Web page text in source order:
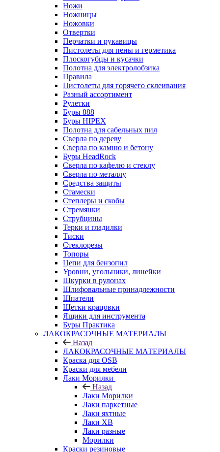
Ножи
Ножницы
Ножовки
Отвертки
Перчатки и рукавицы
Пистолеты для пены и герметика
Плоскогубцы и кусачки
Полотна для электролобзика
Правила
Пистолеты для горячего склеивания
Разный ассортимент
Рулетки
Буры 888
Буры HIPEX
Полотна для сабельных пил
Сверла по дереву
Сверла по камню и бетону
Буры HeadRock
Сверла по кафелю и стеклу
Сверла по металлу
Средства защиты
Стамески
Степлеры и скобы
Стремянки
Струбцины
Терки и гладилки
Тиски
Стеклорезы
Топоры
Цепи для бензопил
Уровни, угольники, линейки
Шкурки в рулонах
Шлифовальные принадлежности
Шпатели
Щетки крацовки
Ящики для инструмента
Буры Практика
ЛАКОКРАСОЧНЫЕ МАТЕРИАЛЫ
Назад
ЛАКОКРАСОЧНЫЕ МАТЕРИАЛЫ
Краска для OSB
Краски для мебели
Лаки Морилки
Назад
Лаки Морилки
Лаки паркетные
Лаки яхтные
Лаки ХВ
Лаки разные
Морилки
Краски резиновые